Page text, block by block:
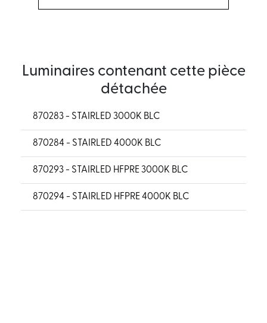
Luminaires contenant cette pièce
détachée
870283 - STAIRLED 3000K BLC
870284 - STAIRLED 4000K BLC
870293 - STAIRLED HFPRE 3000K BLC
870294 - STAIRLED HFPRE 4000K BLC